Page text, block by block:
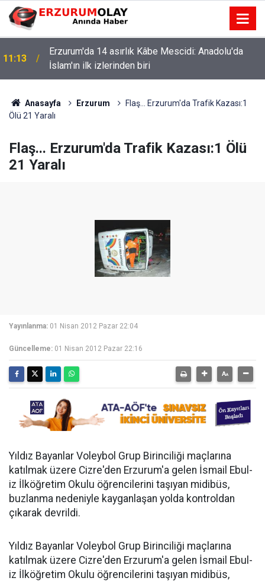
11:13
Erzurum'da 14 asırlık Kâbe Mescidi: Anadolu'da
İslam'ın ilk izlerinden biri
Anasayfa Erzurum
Flaş... Erzurum'da Trafik Kazası:1
Ölü 21 Yaralı
Flaş... Erzurum'da Trafik Kazası:1 Ölü
21 Yaralı
Yayınlanma: 01 Nisan 2012 Pazar 22:04
Güncelleme: 01 Nisan 2012 Pazar 22:16
Yıldız Bayanlar Voleybol Grup Birinciliği maçlarına
katılmak üzere Cizre'den Erzurum'a gelen İsmail Ebul-
iz İlköğretim Okulu öğrencilerini taşıyan midibüs,
buzlanma nedeniyle kayganlaşan yolda kontroldan
çıkarak devrildi.
Yıldız Bayanlar Voleybol Grup Birinciliği maçlarına
katılmak üzere Cizre'den Erzurum'a gelen İsmail Ebul-
iz İlköğretim Okulu öğrencilerini taşıyan midibüs,